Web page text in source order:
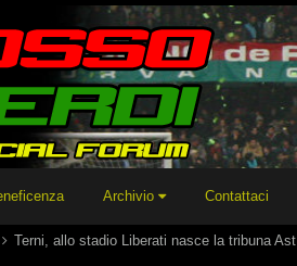
Archivio Contattaci
Terni, allo stadio Liberati nasce la tribuna Ast